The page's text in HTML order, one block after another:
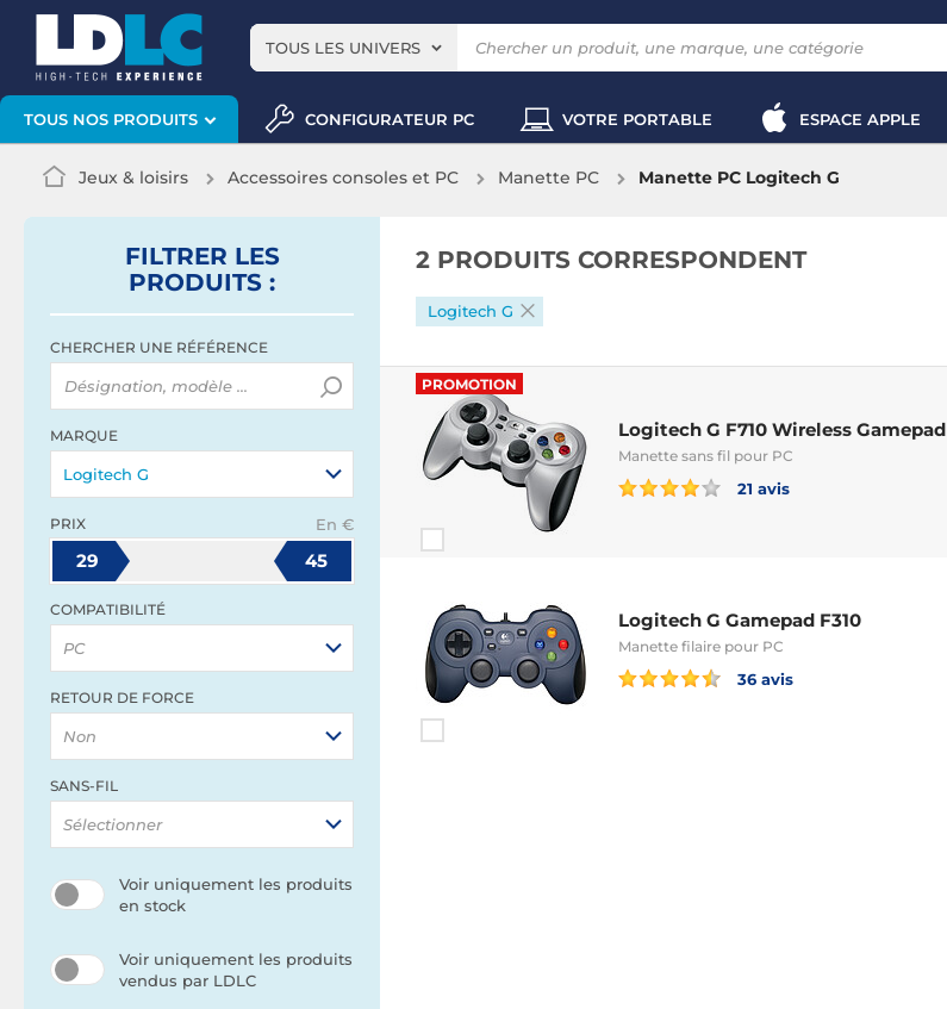
TOUS LES UNIVERS
TOUS NOS PRODUITS CONFIGURATEUR PC VOTRE PORTABLE ESPACE APPLE
Jeux & loisirs Accessoires consoles et PC Manette PC Manette PC Logitech G
FILTRER LES
PRODUITS :
CHERCHER UNE RÉFÉRENCE
MARQUE
Logitech G
PRIX En €
29 45
COMPATIBILITÉ
PC
RETOUR DE FORCE
Non
SANS-FIL
Sélectionner
Voir uniquement les produits
en stock
Voir uniquement les produits
vendus par LDLC
2 PRODUITS CORRESPONDENT
Logitech G
PROMOTION
Logitech G F710 Wireless Gamepad
Manette sans fil pour PC
21 avis
Logitech G Gamepad F310
Manette filaire pour PC
36 avis